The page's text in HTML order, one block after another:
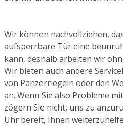
Wir können nachvollziehen,
aufsperrbare Tür eine
kann, deshalb arbeiten wir
Wir bieten auch andere
von Panzerriegeln oder den
an. Wenn Sie also Probleme
zögern Sie nicht, uns zu
Uhr bereit, Ihnen